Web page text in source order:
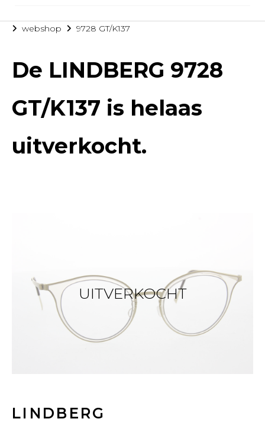
webshop 9728 GT/K137
De LINDBERG 9728
GT/K137 is helaas
uitverkocht.
UITVERKOCHT
LINDBERG